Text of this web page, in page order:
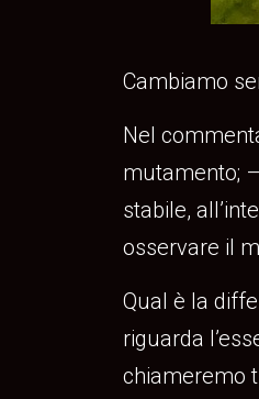
Cambiamo
Nel
mutamento;
stabile,
osservare il
Qual è la
riguarda
chiameremo